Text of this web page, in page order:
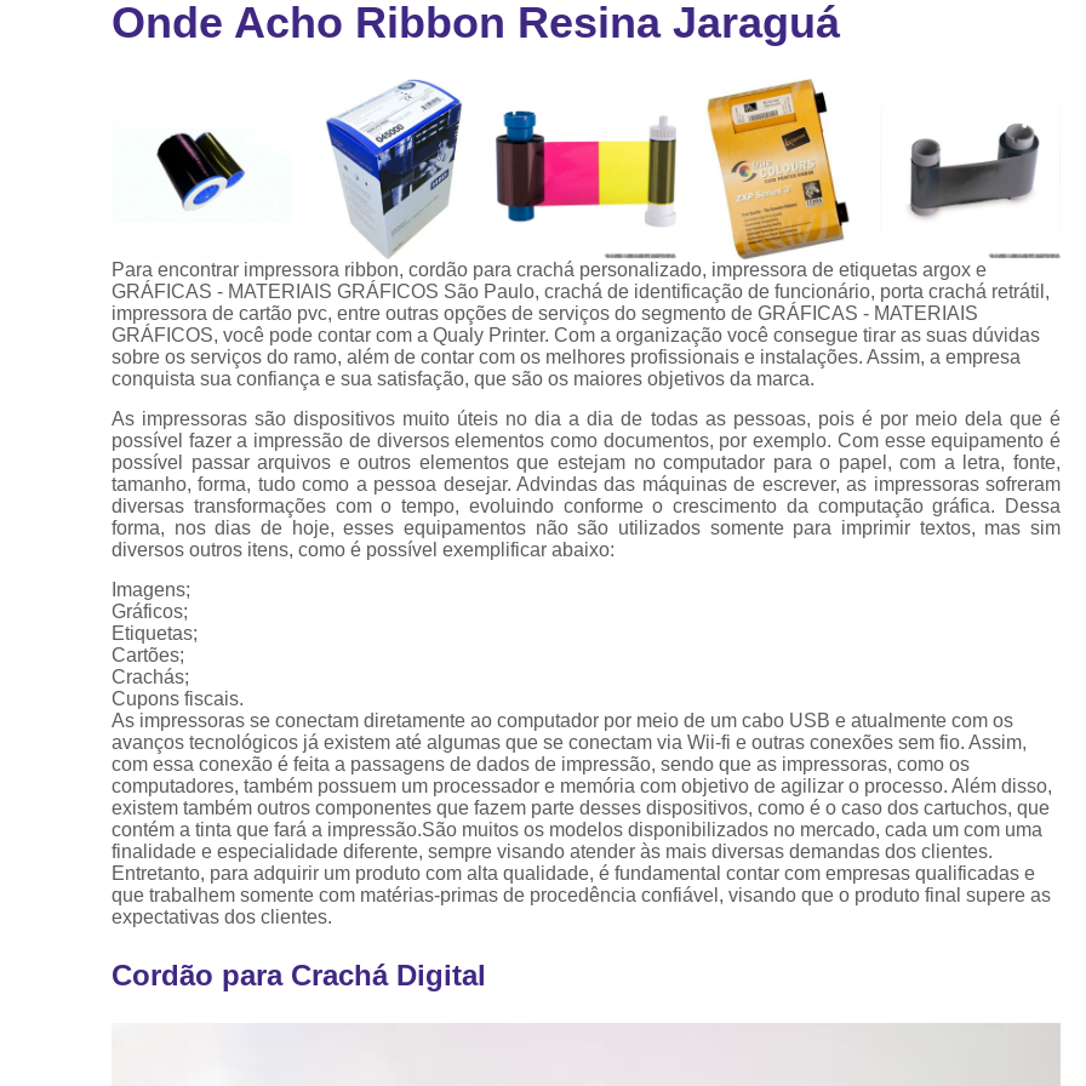
Ribbon
Ribbons
Cordão de Crachá
Cordão para Crachá
Cordão para Crachá em
Cordão para Crachá
Fábrica
Cordões para
Cordinha de
Cordinha
Cordinha para
Cordão Crachá
Cordão para Crachá
Cordão
Cordão
Cordão
Fita para Crachá Personalizada
Crachá de
Crachá de Identificação
Crachá em Branco
Onde Acho Ribbon Resina Jaraguá
Para encontrar impressora ribbon, cordão para crachá personalizado, impressora de etiquetas argox e
GRÁFICAS - MATERIAIS GRÁFICOS São Paulo, crachá de identificação de funcionário, porta crachá retrátil,
impressora de cartão pvc, entre outras opções de serviços do segmento de GRÁFICAS - MATERIAIS
GRÁFICOS, você pode contar com a Qualy Printer. Com a organização você consegue tirar as suas dúvidas
sobre os serviços do ramo, além de contar com os melhores profissionais e instalações. Assim, a empresa
conquista sua confiança e sua satisfação, que são os maiores objetivos da marca.
As impressoras são dispositivos muito úteis no dia a dia de todas as pessoas, pois é por meio dela que é
possível fazer a impressão de diversos elementos como documentos, por exemplo. Com esse equipamento é
possível passar arquivos e outros elementos que estejam no computador para o papel, com a letra, fonte,
tamanho, forma, tudo como a pessoa desejar. Advindas das máquinas de escrever, as impressoras sofreram
diversas transformações com o tempo, evoluindo conforme o crescimento da computação gráfica. Dessa
forma, nos dias de hoje, esses equipamentos não são utilizados somente para imprimir textos, mas sim
diversos outros itens, como é possível exemplificar abaixo:
Imagens;
Gráficos;
Etiquetas;
Cartões;
Crachás;
Cupons fiscais.
As impressoras se conectam diretamente ao computador por meio de um cabo USB e atualmente com os
avanços tecnológicos já existem até algumas que se conectam via Wii-fi e outras conexões sem fio. Assim,
com essa conexão é feita a passagens de dados de impressão, sendo que as impressoras, como os
computadores, também possuem um processador e memória com objetivo de agilizar o processo. Além disso,
existem também outros componentes que fazem parte desses dispositivos, como é o caso dos cartuchos, que
contém a tinta que fará a impressão.São muitos os modelos disponibilizados no mercado, cada um com uma
finalidade e especialidade diferente, sempre visando atender às mais diversas demandas dos clientes.
Entretanto, para adquirir um produto com alta qualidade, é fundamental contar com empresas qualificadas e
que trabalhem somente com matérias-primas de procedência confiável, visando que o produto final supere as
expectativas dos clientes.
Cordão para Crachá Digital